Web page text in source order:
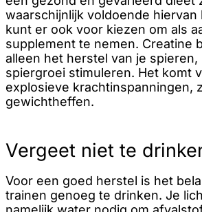
waarschijnlijk voldoende hiervan
kunt er ook voor kiezen om als
supplement te nemen. Creatine
alleen het herstel van je spieren,
spiergroei stimuleren. Het komt
explosieve krachtinspanningen,
gewichtheffen.
Vergeet niet te
Voor een goed herstel is het
trainen genoeg te drinken. Je